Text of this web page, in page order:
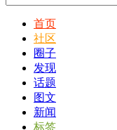
首页
社区
圈子
发现
话题
图文
新闻
标签